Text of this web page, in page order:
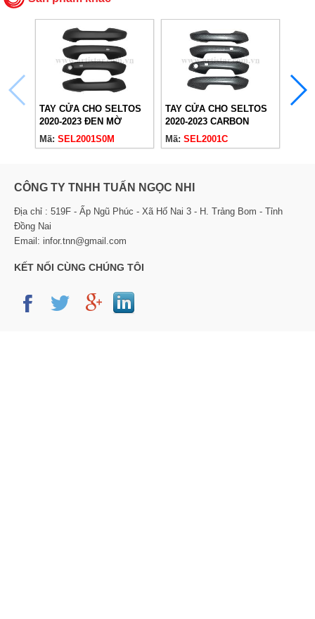
TAY CỬA CHO SELTOS
2020-2023 ĐEN MỜ
Mã: SEL2001S0M
TAY CỬA CHO SELTOS
2020-2023 CARBON
Mã: SEL2001C
TAY
CÔNG TY TNHH TUẤN NGỌC NHI
Địa chỉ : 519F - Ấp Ngũ Phúc - Xã Hố Nai 3 - H. Trảng Bom - Tỉnh
Đồng Nai
Email: infor.tnn@gmail.com
KẾT NỐI CÙNG CHÚNG TÔI